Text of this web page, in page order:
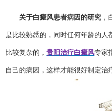
关于白癜风患者病因的研究 ，
是比较熟悉的，同时任何年龄的人
比较复杂的，贵阳治疗白癜风专家
自己的病因，这样才能很好制定治